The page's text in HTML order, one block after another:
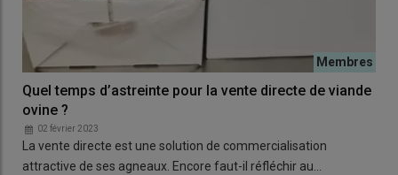
Quel temps d’astreinte pour la vente directe de viande
ovine ?
02 février 2023
La vente directe est une solution de commercialisation
attractive de ses agneaux. Encore faut-il réfléchir au…